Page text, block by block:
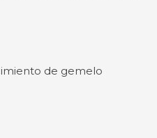
de gemelo